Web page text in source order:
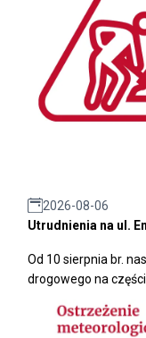
2026-08-06
Utrudnienia na ul.
Od 10 sierpnia br.
drogowego na